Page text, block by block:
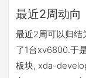
最近2周动向
最近2周可以归结
了1台xv6800.于
板块, xda-